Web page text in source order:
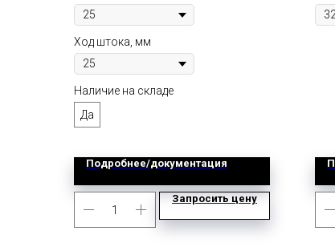
Ход штока, мм
Наличие на складе
Да
Подробнее/документация
Запросить цену